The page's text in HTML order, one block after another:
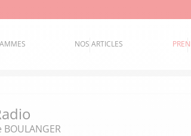
NOS ARTICLES